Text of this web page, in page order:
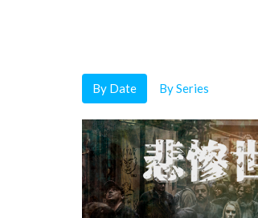
By Date By Series